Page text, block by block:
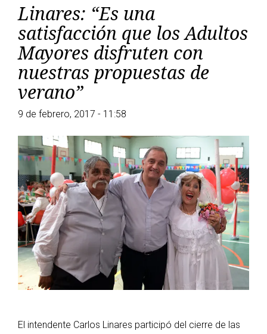
Linares: “Es una
satisfacción que los Adultos
Mayores disfruten con
nuestras propuestas de
verano”
9 de febrero, 2017 - 11:58
El intendente Carlos Linares participó del cierre de las